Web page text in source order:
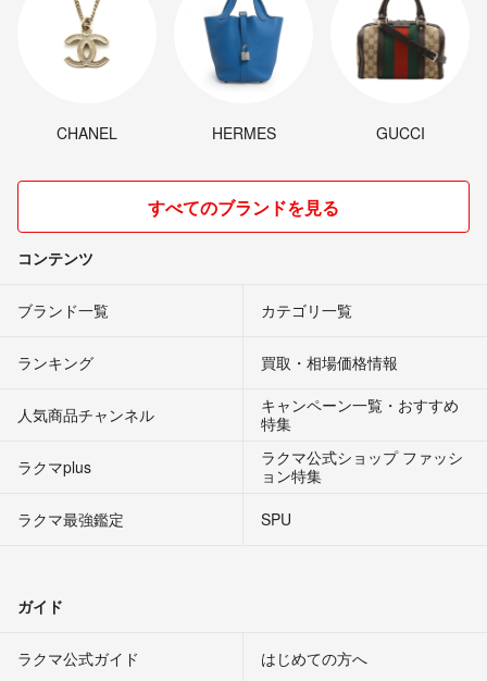
CHANEL HERMES GUCCI
すべてのブランドを見る
コンテンツ
ブランド一覧 カテゴリ一覧
ランキング 買取・相場価格情報
人気商品チャンネル
キャンペーン一覧・おすすめ
特集
ラクマplus
ラクマ公式ショップ ファッシ
ョン特集
ラクマ最強鑑定
SPU
ガイド
ラクマ公式ガイド はじめての方へ